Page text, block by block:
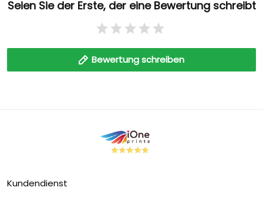
Seien Sie der Erste, der eine Bewertung schreibt
Bewertung schreiben
Kundendienst